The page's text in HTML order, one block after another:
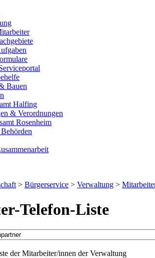
Bauen
Halfing
& Verordnungen
Rosenheim
> Bürgerservice > Verwaltung >
Telefon-Liste
der Mitarbeiter/innen der Verwaltung